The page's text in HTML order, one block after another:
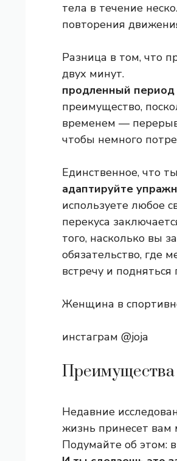
тела в течение
повторения
Разница в том, что
двух минут.
продленный
преимущество,
временем —
чтобы немного
Единственное, что
адаптируйте
используете любое
перекуса
того, насколько вы
обязательство, где
встречу и подняться
Женщина в
инстаграм @joja
Преимущества
Недавние
жизнь принесет вам
Подумайте об этом: